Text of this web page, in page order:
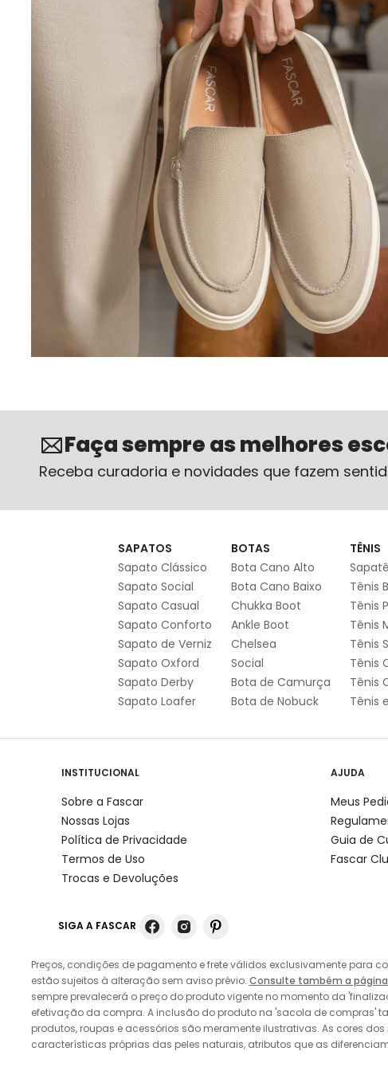
Faça sempre as melhores
Receba curadoria e novidades que fazem
SAPATOS
Sapato Clássico
Sapato Social
Sapato Casual
Sapato Conforto
Sapato de Verniz
Sapato Oxford
Sapato Derby
Sapato Loafer
BOTAS
Bota Cano Alto
Bota Cano Baixo
Chukka Boot
Ankle Boot
Chelsea
Social
Bota de Camurça
Bota de Nobuck
TÊNIS
Tênis
Tênis
Tênis
Tênis
Tênis
Tênis
Tênis
INSTITUCIONAL
Sobre a Fascar
Nossas Lojas
Política de Privacidade
Termos de Uso
Trocas e Devoluções
AJUDA
Meus
Guia de
Fascar
Preços, condições de pagamento e frete válidos exclusivamente para
estão sujeitos à alteração sem aviso prévio. Consulte também a
sempre prevalecerá o preço do produto vigente no momento da
efetivação da compra. A inclusão do produto na 'sacola de compras'
produtos, roupas e acessórios são meramente ilustrativas. As cores
características próprias das peles naturais, atributos que as